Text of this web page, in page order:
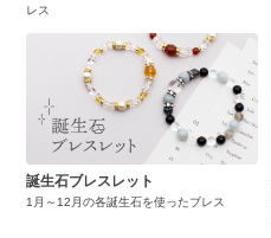
レス
誕生石ブレスレット
1月～12月の各誕生石を使ったブレス